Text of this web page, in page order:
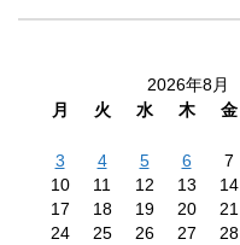
2026年8月
月
火 水 木 金
3
4 5 6 7
10
11 12 13 14
17
18 19 20 21
24
25 26 27 28